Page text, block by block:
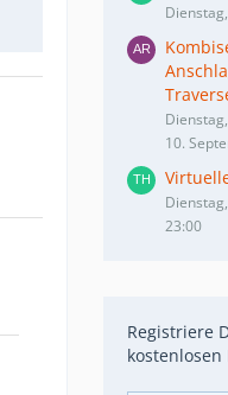
10.
23:00
Registriere